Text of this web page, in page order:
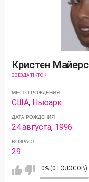
Кристен Майерс
ЗВЕЗДА TIKTOK
МЕСТО РОЖДЕНИЯ
США, Ньюарк
ДАТА РОЖДЕНИЯ
24 августа, 1996
ВОЗРАСТ
29
0% (0 ГОЛОСОВ)